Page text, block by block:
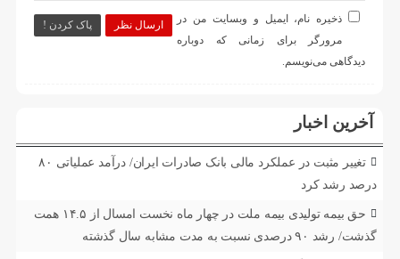
ارسال نظر پاک کردن !
ذخیره نام، ایمیل و وبسایت من در
مرورگر برای زمانی که دوباره
دیدگاهی می‌نویسم.
آخرین اخبار
تغییر مثبت در عملکرد مالی بانک صادرات ایران/ درآمد عملیاتی ۸۰
درصد رشد کرد
حق بیمه تولیدی بیمه ملت در چهار ماه نخست امسال از ۱۴.۵ همت
گذشت/ رشد ۹۰ درصدی نسبت به مدت مشابه سال گذشته